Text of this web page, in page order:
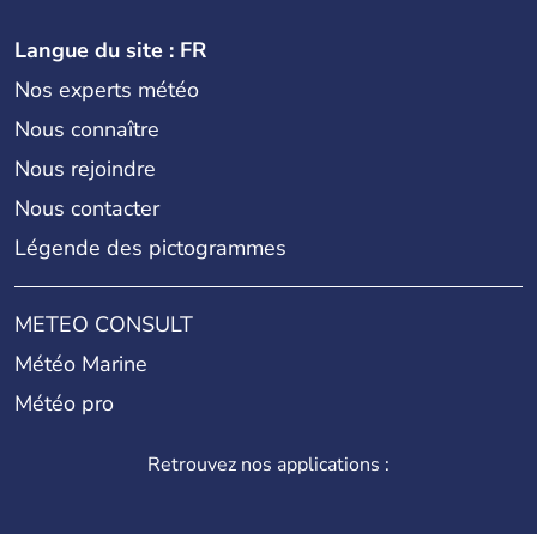
Langue du site : FR
Nos experts météo
Nous connaître
Nous rejoindre
Nous contacter
Légende des pictogrammes
METEO CONSULT
Météo Marine
Météo pro
Retrouvez nos applications :